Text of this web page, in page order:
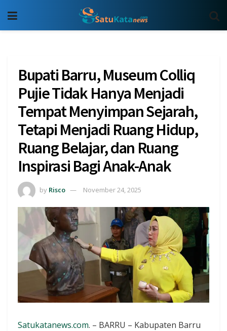
Bupati Barru, Museum Colliq
Pujie Tidak Hanya Menjadi
Tempat Menyimpan Sejarah,
Tetapi Menjadi Ruang Hidup,
Ruang Belajar, dan Ruang
Inspirasi Bagi Anak-Anak
by Risco November 24, 2025
Satukatanews.com. – BARRU – Kabupaten Barru